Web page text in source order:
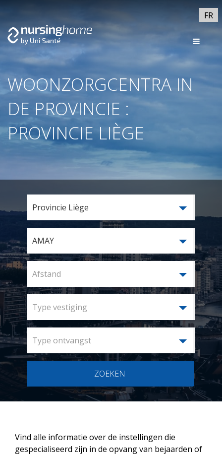
FR
WOONZORGCENTRA IN
DE PROVINCIE :
PROVINCIE LIÈGE
Provincie Liège
AMAY
Afstand
Type vestiging
Type ontvangst
ZOEKEN
Vind alle informatie over de instellingen die
gespecialiseerd zijn in de opvang van bejaarden of